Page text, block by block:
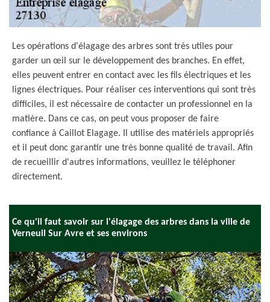
Les opérations d'élagage des arbres sont très utiles pour
garder un œil sur le développement des branches. En effet,
elles peuvent entrer en contact avec les fils électriques et les
lignes électriques. Pour réaliser ces interventions qui sont très
difficiles, il est nécessaire de contacter un professionnel en la
matière. Dans ce cas, on peut vous proposer de faire
confiance à Caillot Elagage. Il utilise des matériels appropriés
et il peut donc garantir une très bonne qualité de travail. Afin
de recueillir d'autres informations, veuillez le téléphoner
directement.
Ce qu'il faut savoir sur l'élagage des arbres dans la ville de
Verneuil Sur Avre et ses environs